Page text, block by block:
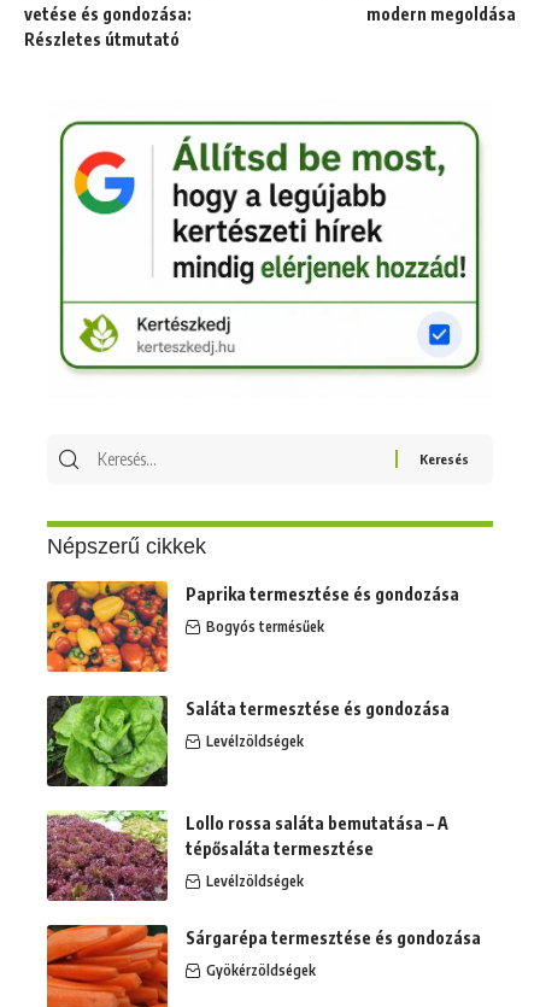
vetése és gondozása:
Részletes útmutató
modern megoldása
Keresés
Népszerű cikkek
Paprika termesztése és gondozása
Bogyós termésűek
Saláta termesztése és gondozása
Levélzöldségek
Lollo rossa saláta bemutatása – A
tépősaláta termesztése
Levélzöldségek
Sárgarépa termesztése és gondozása
Gyökérzöldségek